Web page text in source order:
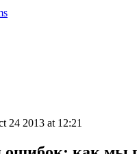
24 2013 at 12:21